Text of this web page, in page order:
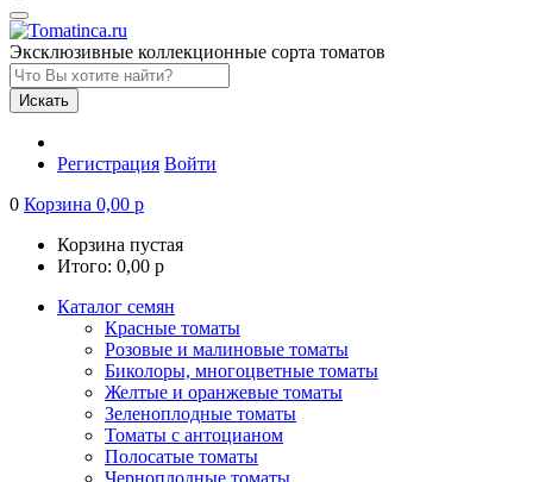
Эксклюзивные коллекционные сорта томатов
Искать
Регистрация Войти
0 Корзина 0,00 р
Корзина пустая
Итого: 0,00 р
Каталог семян
Красные томаты
Розовые и малиновые томаты
Биколоры, многоцветные томаты
Желтые и оранжевые томаты
Зеленоплодные томаты
Томаты с антоцианом
Полосатые томаты
Черноплодные томаты